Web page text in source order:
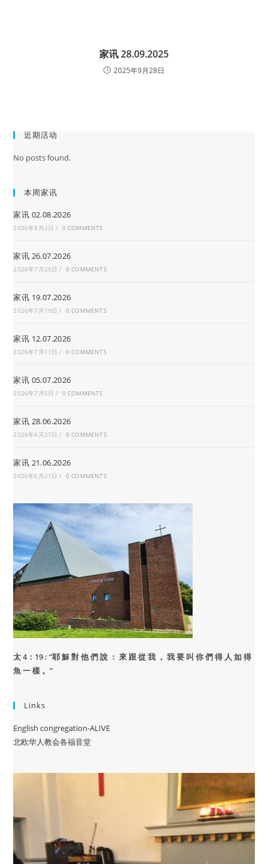
家讯 28.09.2025
2025年9月28日
近期活动
No posts found.
本周家讯
家讯 02.08.2026
2026年8月2日 / 0 COMMENTS
家讯 26.07.2026
2026年7月25日 / 0 COMMENTS
家讯 19.07.2026
2026年7月19日 / 0 COMMENTS
家讯 12.07.2026
2026年7月11日 / 0 COMMENTS
家讯 05.07.2026
2026年7月5日 / 0 COMMENTS
家讯 28.06.2026
2026年6月27日 / 0 COMMENTS
家讯 21.06.2026
2026年6月21日 / 0 COMMENTS
太 4：19 : “耶 穌 對 他 們 說 ： 來 跟 從 我 ， 我 要 叫 你 們 得 人 如 得
魚 一 樣 。”
Links
English congregation-ALIVE
北欧华人教会各福音堂